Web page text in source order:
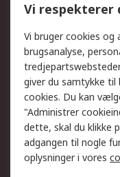
DesignSpark
Dit lokale
Support
Få hjælp
Levering
Fakturakopi
Fordele med Mit
Vi respekterer
Vi bruger cookies
brugsanalyse,
giver du samtykke
cookies. Du kan
"Administrer
dette, skal du klikke
adgangen til nogle
oplysninger i vores